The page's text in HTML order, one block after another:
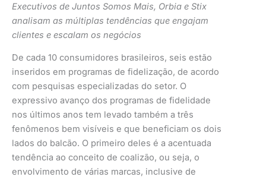
Executivos de Juntos Somos Mais, Orbia e Stix
analisam as múltiplas tendências que engajam
clientes e escalam os negócios
De cada 10 consumidores brasileiros, seis estão
inseridos em programas de fidelização, de acordo
com pesquisas especializadas do setor. O
expressivo avanço dos programas de fidelidade
nos últimos anos tem levado também a três
fenômenos bem visíveis e que beneficiam os dois
lados do balcão. O primeiro deles é a acentuada
tendência ao conceito de coalizão, ou seja, o
envolvimento de várias marcas, inclusive de